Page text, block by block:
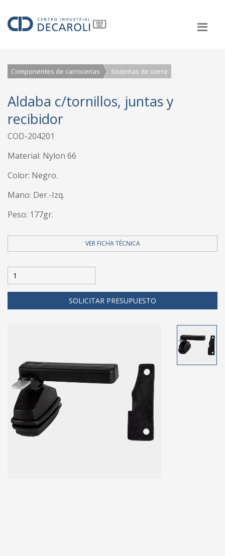
Componentes de carrocerías Sistemas de cierre
Aldaba c/tornillos, juntas y
recibidor
COD-204201
Material: Nylon 66
Color: Negro.
Mano: Der.-Izq.
Peso: 177gr.
VER FICHA TÉCNICA
SOLICITAR PRESUPUESTO